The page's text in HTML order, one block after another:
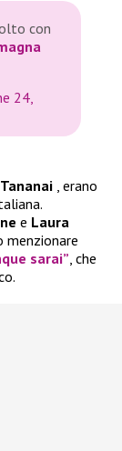
con
24,
, erano
e Laura
menzionare
sarai”, che